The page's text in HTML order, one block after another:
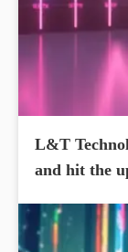
L&T
and hit the